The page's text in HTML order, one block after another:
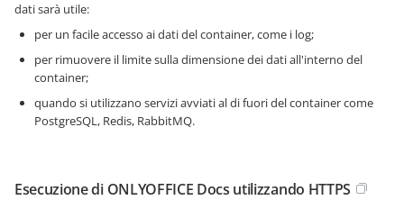
dati sarà utile:
per un facile accesso ai dati del container, come i log;
per rimuovere il limite sulla dimensione dei dati all'interno del
container;
quando si utilizzano servizi avviati al di fuori del container come
PostgreSQL, Redis, RabbitMQ.
Esecuzione di ONLYOFFICE Docs utilizzando HTTPS